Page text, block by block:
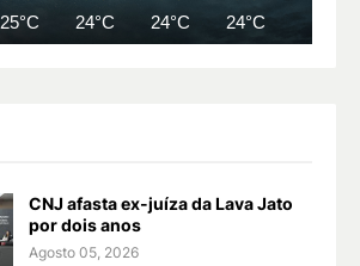
25°C 24°C 24°C 24°C
CNJ afasta ex-juíza da Lava Jato
por dois anos
Agosto 05, 2026